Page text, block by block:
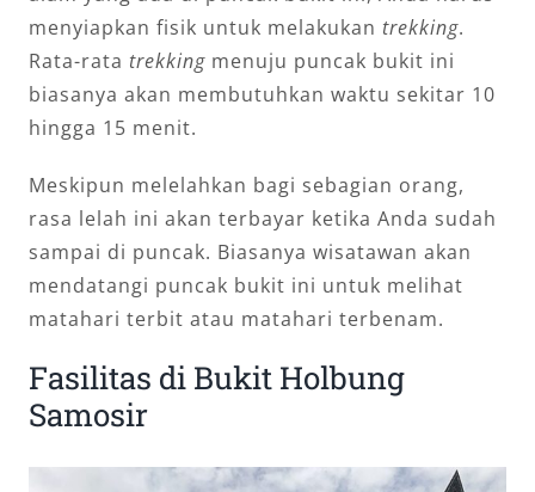
menyiapkan fisik untuk melakukan trekking.
Rata-rata trekkingmenuju puncak bukit ini
biasanya akan membutuhkan waktu sekitar 10
hingga 15 menit.
Meskipun melelahkan bagi sebagian orang,
rasa lelah ini akan terbayar ketika Anda sudah
sampai di puncak. Biasanya wisatawan akan
mendatangi puncak bukit ini untuk melihat
matahari terbit atau matahari terbenam.
Fasilitas di Bukit Holbung
Samosir